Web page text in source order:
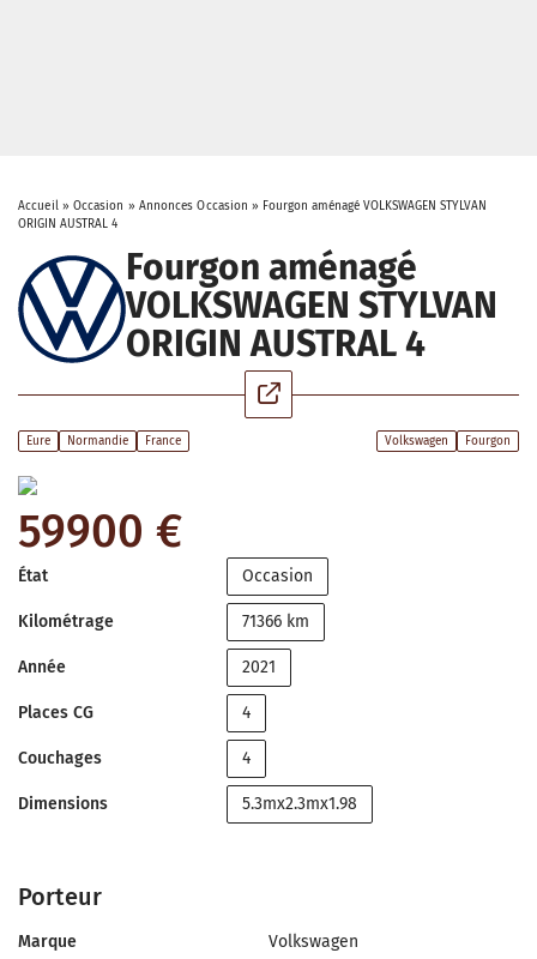
Accueil» Occasion » Annonces Occasion » Fourgon aménagé VOLKSWAGEN STYLVAN
ORIGIN AUSTRAL 4
Fourgon aménagé
VOLKSWAGEN STYLVAN
ORIGIN AUSTRAL 4
Eure Normandie France Volkswagen Fourgon
59900 €
État Occasion
Kilométrage 71366 km
Année 2021
Places CG 4
Couchages 4
Dimensions 5.3mx2.3mx1.98
Porteur
Marque
Volkswagen